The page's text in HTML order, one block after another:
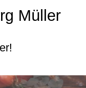
Müller